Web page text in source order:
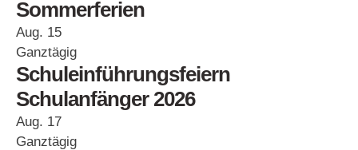
Sommerferien
Aug. 15
Ganztägig
Schuleinführungsfeiern
Schulanfänger 2026
Aug. 17
Ganztägig